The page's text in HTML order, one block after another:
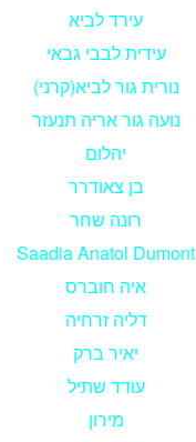
עירד לביא
עידית לבבי גבאי
נורית גור לביא(קרני)
נועה גור אריה תנעזר
יהלום
בן צאודרר
רונה שחר
Saadia Anatol Dumont
איה חוברס
דליה זרחיה
יאיר ברק
עודד שתיל
מירון